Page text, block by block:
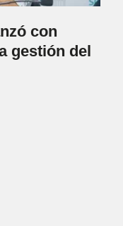
con
gestión del